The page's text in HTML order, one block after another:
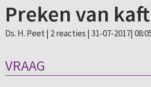
Preken van
Ds. H. Peet | 2 reacties | 31-07-2017|
VRAAG